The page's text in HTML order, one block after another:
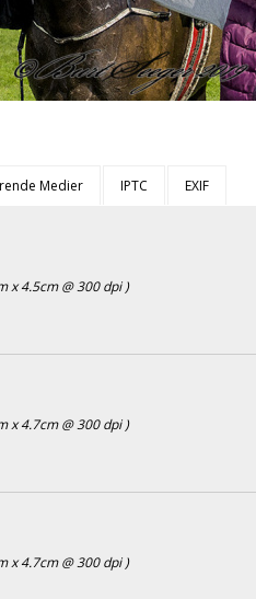
Medier IPTC EXIF
x 4.5cm @ 300 dpi )
x 4.7cm @ 300 dpi )
x 4.7cm @ 300 dpi )